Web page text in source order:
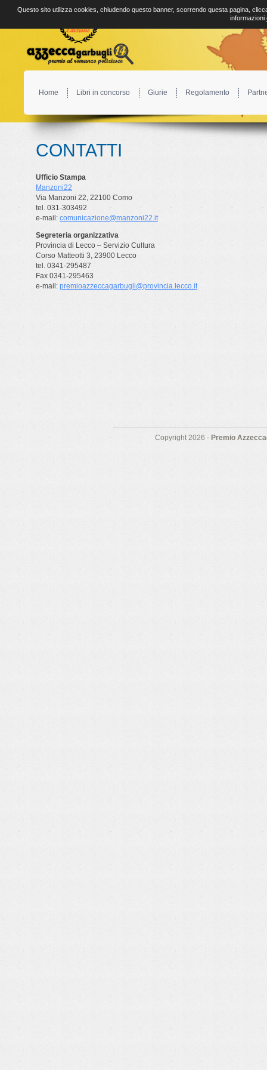
Home Libri in concorso Giurie Regolamento
CONTATTI
Ufficio Stampa
Manzoni22
Via Manzoni 22, 22100 Como
tel. 031-303492
e-mail: comunicazione@manzoni22.it
Segreteria organizzativa
Provincia di Lecco – Servizio Cultura
Corso Matteotti 3, 23900 Lecco
tel. 0341-295487
Fax 0341-295463
e-mail: premioazzeccagarbugli@provincia.lecco.it
Copyright 2026 - Premio
Questo sito utilizza cookies, chiudendo questo banner, scorrendo questa pagina,
informazioni